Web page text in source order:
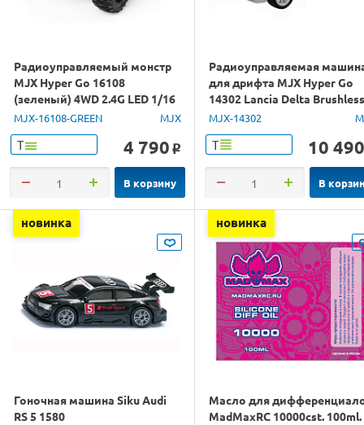
Радиоуправляемый монстр
MJX Hyper Go 16108
(зеленый) 4WD 2.4G LED 1/16
RTR
MJX-16108-GREEN MJX
Т 4 790 o
В корзину
Радиоуправляемая
для дрифта MJX Hyper Go
14302 Lancia Delta Brushless
4WD 2.4G LED 1/14 RTR
MJX-14302
Т 10 490
В
новинка
Гоночная машина Siku Audi
RS 5 1580
новинка
Масло для
MadMaxRC 10000cst. 100ml.